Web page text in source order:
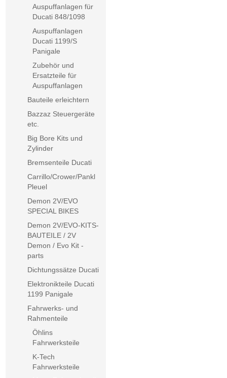
Auspuffanlagen für
Ducati 848/1098
Auspuffanlagen
Ducati 1199/S
Panigale
Zubehör und
Ersatzteile für
Auspuffanlagen
Bauteile erleichtern
Bazzaz Steuergeräte
etc.
Big Bore Kits und
Zylinder
Bremsenteile Ducati
Carrillo/Crower/Pankl
Pleuel
Demon 2V/EVO
SPECIAL BIKES
Demon 2V/EVO-KITS-
BAUTEILE / 2V
Demon / Evo Kit -
parts
Dichtungssätze Ducati
Elektronikteile Ducati
1199 Panigale
Fahrwerks- und
Rahmenteile
Öhlins
Fahrwerksteile
K-Tech
Fahrwerksteile